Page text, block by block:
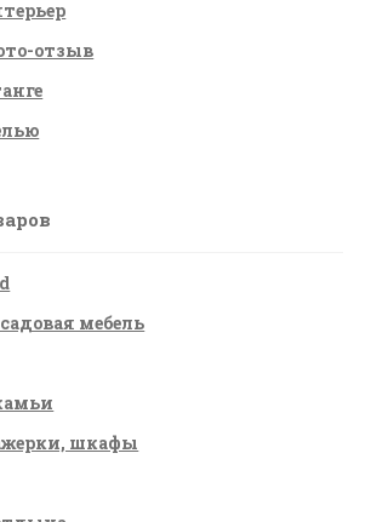
отзыв
мебель
шкафы